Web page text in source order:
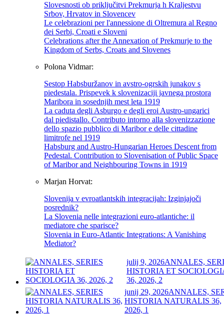
Slovesnosti ob priključitvi Prekmurja h Kraljestvu
Srbov, Hrvatov in Slovencev
Le celebrazioni per l'annessione di Oltremura al Regno
dei Serbi, Croati e Sloveni
Celebrations after the Annexation of Prekmurje to the
Kingdom of Serbs, Croats and Slovenes
Polona Vidmar:
Sestop Habsburžanov in avstro-ogrskih junakov s
piedestala. Prispevek k slovenizaciji javnega prostora
Maribora in sosednjih mest leta 1919
La caduta degli Asburgo e degli eroi Austro-ungarici
dal piedistallo. Contributo intorno alla slovenizzazione
dello spazio pubblico di Maribor e delle cittadine
limitrofe nel 1919
Habsburg and Austro-Hungarian Heroes Descent from
Pedestal. Contribution to Slovenisation of Public Space
of Maribor and Neighbouring Towns in 1919
Marjan Horvat:
Slovenija v evroatlantskih integracijah: Izginjajoči
posrednik?
La Slovenia nelle integrazioni euro-atlantiche: il
mediatore che sparisce?
Slovenia in Euro-Atlantic Integrations: A Vanishing
Mediator?
julij 9, 2026ANNALES,
HISTORIA ET
36, 2026, 2
junij 29, 2026ANNALES,
HISTORIA NATURALIS 36,
2026, 1